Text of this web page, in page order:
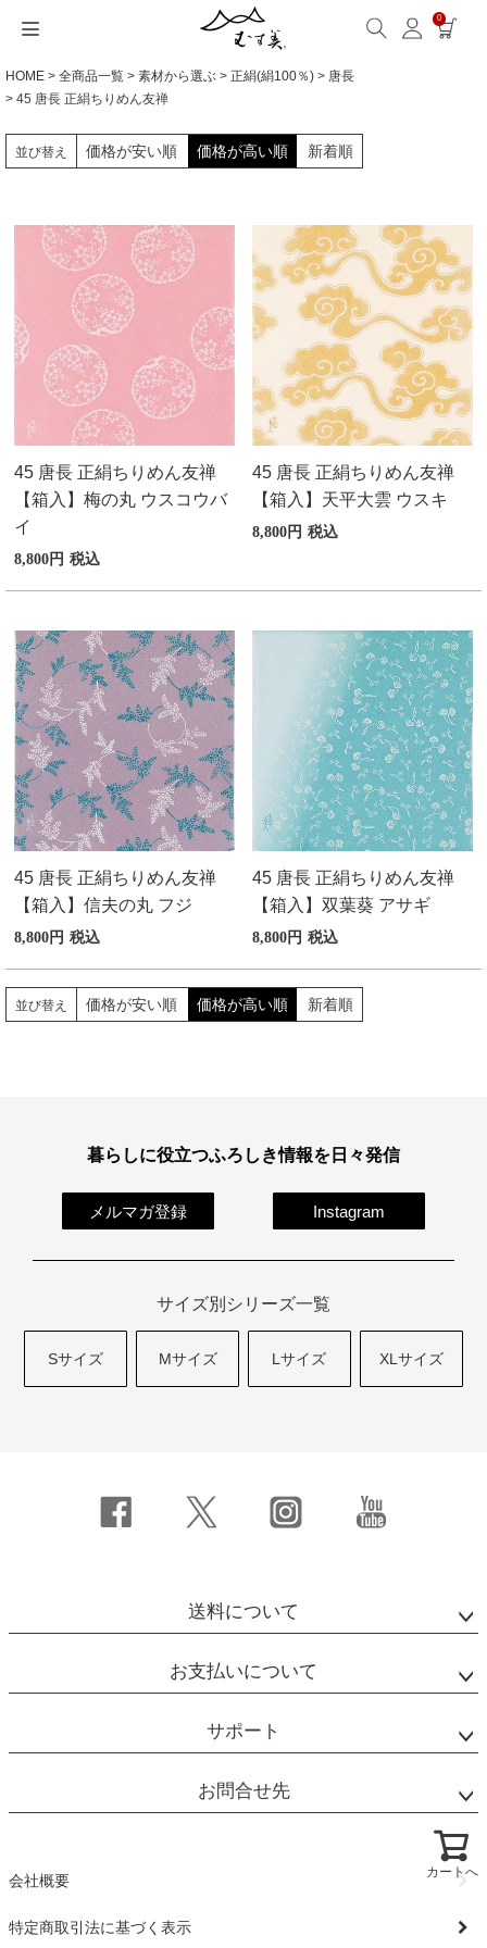
0
HOME 全商品一覧 素材から選ぶ 正絹(絹100％)
唐長
45 唐長 正絹ちりめん友禅
並び替え 価格が安い順 価格が高い順 新着順
45 唐長 正絹ちりめん友禅
【箱入】梅の丸 ウスコウバ
イ
8,800 税込
45 唐長 正絹ちりめん友禅
【箱入】天平大雲 ウスキ
8,800 税込
45 唐長 正絹ちりめん友禅
【箱入】信夫の丸 フジ
8,800 税込
45 唐長 正絹ちりめん友禅
【箱入】双葉葵 アサギ
8,800 税込
並び替え 価格が安い順 価格が高い順 新着順
カートへ
暮らしに役立つふろしき情報を日々発信
メルマガ登録 Instagram
サイズ別シリーズ一覧
Sサイズ Mサイズ Lサイズ XLサイズ
送料について
お支払いについて
サポート
お問合せ先
会社概要
特定商取引法に基づく表示
サイズから選ぶ
サイズ一覧
Mサイズ(約68～70cm)
Lサイズ(約90～120cm)
XLサイズ(約130cm～)
ギフトシーンから選ぶ
ギフトシーン一覧
婚礼・引出物
卒入学・就職祝い
弔事・法事
記念品
海外へのお土産
季節の贈り物
プチギフト
男性向けギフト
女性向けギフト
ギフトラッピング
シーンから選ぶ
シーン一覧
お買い物
インテリア
ギフトラッピング
とっておきの日
素材から選ぶ
撥水加工
ポリエステル
ウール
レーヨン
正絹(絹100％)
シリーズ名から選ぶ
全てのシリーズ
ミナ ペルホネン
ひめむすび(Adeline Klam)
kata kata
鈴木マサル
こはれ
竹久夢二
伊砂文様
ハレ包み
隅田川(浮世絵)
リバーシブル
着物用
ふくさ（念珠）・はんかち・書籍
ふくさ・念珠入れ
ふろしき書籍
名入れ・ラッピング
名入れ・記念品
紙箱・木箱
発送・お問い合わせ
送料・お支払い方法
よくあるご質問
お問い合わせ
包み方・お手入れ
洗濯・お手入れ
ワークショップ案内
ブログ・特集
読みもの(ブログ)
キャンペーン情報
読みもの(ブログ)
読みもの一覧
ストール巻き方
洋服カバー
ふろしきパッチン活用
特集
特集一覧
ECOバッグ 70cm
OUTDOOR
むす美とは
About us